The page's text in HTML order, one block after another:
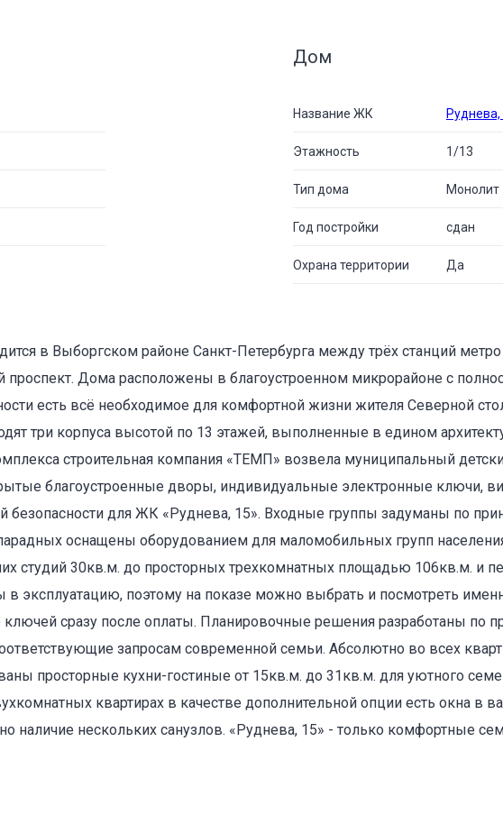
Дом
Название ЖК Руднева,
Этажность 1/13
Тип дома Монолит
Год постройки сдан
Охрана территории Да
в Выборгском районе Санкт-Петербурга между трёх станций
проспект. Дома расположены в благоустроенном микрорайоне с
есть всё необходимое для комфортной жизни жителя Северной
три корпуса высотой по 13 этажей, выполненные в едином
строительная компания «ТЕМП» возвела муниципальный
благоустроенные дворы, индивидуальные электронные ключи,
безопасности для ЖК «Руднева, 15». Входные группы задуманы по
оснащены оборудованием для маломобильных групп
студий 30кв.м. до просторных трехкомнатных площадью 106кв.м. и
эксплуатацию, поэтому на показе можно выбрать и посмотреть
ключей сразу после оплаты. Планировочные решения разработаны по
запросам современной семьи. Абсолютно во всех
просторные кухни-гостиные от 15кв.м. до 31кв.м. для уютного
квартирах в качестве дополнительной опции есть окна в
наличие нескольких санузлов. «Руднева, 15» - только комфортные